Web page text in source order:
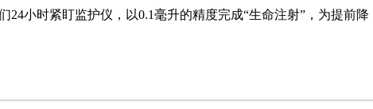
小时紧盯监护仪，以0.1毫升的精度完成“生命注射”，为提前降